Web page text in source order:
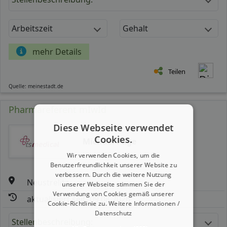
Arbeitszeit Gehalt
mehr Details
Teilen
Quelle: meinestadt.de
Pharmareferent mIwId
Michael Page
Neustrelitz
aktualisiert seit: 09.08.2026
Stellenbeschreibung:
Diese Webseite verwendet
Cookies.
Wir verwenden Cookies, um die
Benutzerfreundlichkeit unserer Website zu
verbessern. Durch die weitere Nutzung
unserer Webseite stimmen Sie der
Verwendung von Cookies gemäß unserer
Cookie-Richtlinie zu.Weitere Informationen /
Datenschutz